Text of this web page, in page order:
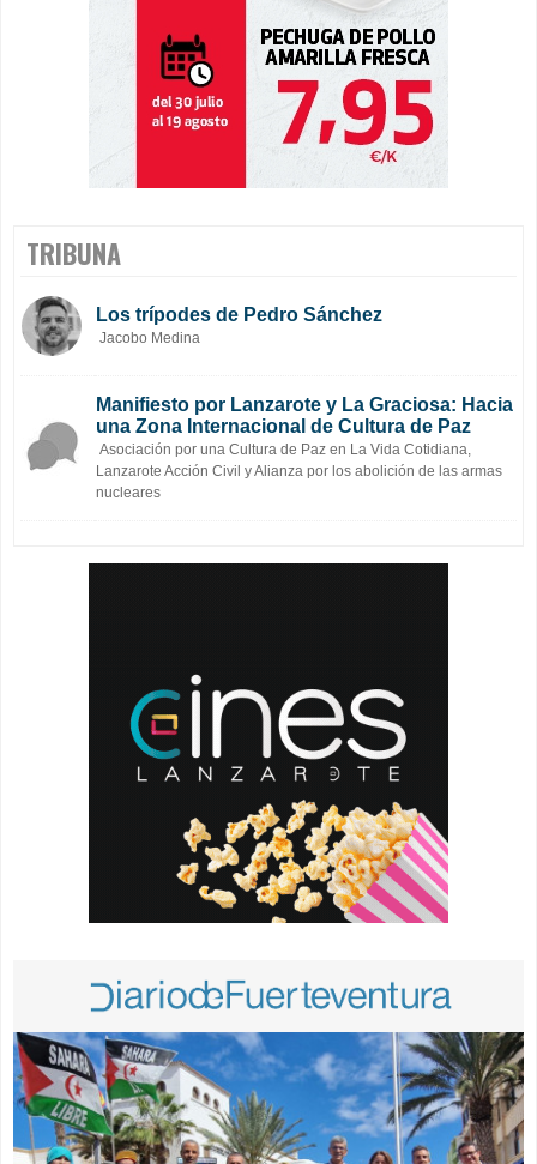
TRIBUNA
Los trípodes de Pedro Sánchez
Jacobo Medina
Manifiesto por Lanzarote y La Graciosa: Hacia
una Zona Internacional de Cultura de Paz
Asociación por una Cultura de Paz en La Vida Cotidiana,
Lanzarote Acción Civil y Alianza por los abolición de las armas
nucleares